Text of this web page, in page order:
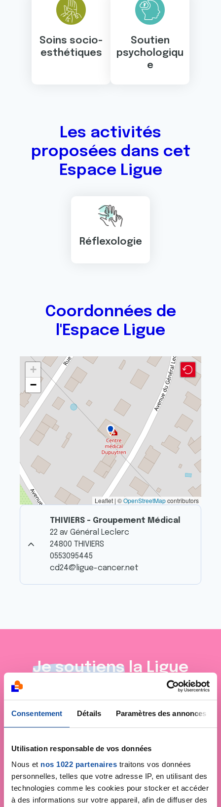
Consentement Détails Paramètres des annonces
Utilisation responsable de vos données
Nous et nos 1022 partenaires traitons vos données
personnelles, telles que votre adresse IP, en utilisant des
technologies comme les cookies pour stocker et accéder
à des informations sur votre appareil, afin de diffuser des
Soins socio-
esthétiques
Soutien
psychologiqu
e
Les activités
proposées dans cet
Espace Ligue
Réflexologie
Coordonnées de
l'Espace Ligue
+
−
Leaflet | ©OpenStreetMapcontributors
THIVIERS - Groupement Médical
22 av Général Leclerc
24800 THIVIERS
0553095445
cd24@ligue-cancer.net
Je soutiens la Ligue
contre le cancer